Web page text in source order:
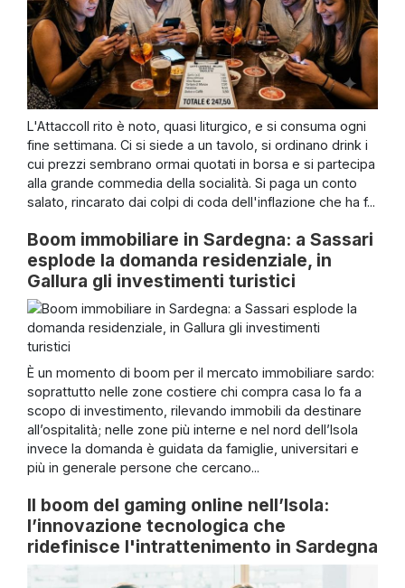
L'AttaccoIl rito è noto, quasi liturgico, e si consuma ogni
fine settimana. Ci si siede a un tavolo, si ordinano drink i
cui prezzi sembrano ormai quotati in borsa e si partecipa
alla grande commedia della socialità. Si paga un conto
salato, rincarato dai colpi di coda dell'inflazione che ha f...
Boom immobiliare in Sardegna: a Sassari
esplode la domanda residenziale, in
Gallura gli investimenti turistici
È un momento di boom per il mercato immobiliare sardo:
soprattutto nelle zone costiere chi compra casa lo fa a
scopo di investimento, rilevando immobili da destinare
all’ospitalità; nelle zone più interne e nel nord dell’Isola
invece la domanda è guidata da famiglie, universitari e
più in generale persone che cercano...
Il boom del gaming online nell’Isola:
l’innovazione tecnologica che
ridefinisce l'intrattenimento in Sardegna